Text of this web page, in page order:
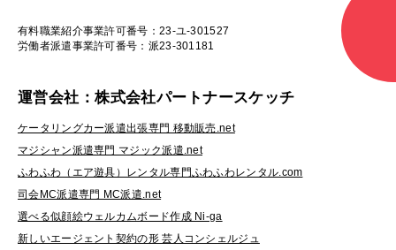
有料職業紹介事業許可番号：23-ユ-301527
労働者派遣事業許可番号：派23-301181
運営会社：株式会社パートナースケッチ
ケータリングカー派遣出張専門 移動販売.net
マジシャン派遣専門 マジック派遣.net
ふわふわ（エア遊具）レンタル専門ふわふわレンタル.com
司会MC派遣専門 MC派遣.net
選べる似顔絵ウェルカムボード作成 Ni-ga
新しいエージェント契約の形 芸人コンシェルジュ